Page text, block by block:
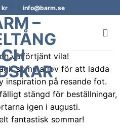
kr info@barm.se
välförtjänt vila!
sommarlov för att ladda
inspiration på resande fot.
stängd för beställningar,
igen i augusti.
fantastisk sommar!